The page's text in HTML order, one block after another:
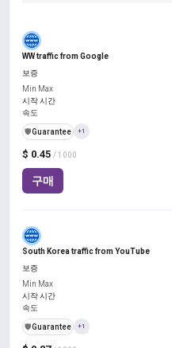
WW traffic from Google
$ 0.45 / 1000
구매
보증
Min Max
시작 시간
속도
️🛡️Guarantee +1
South Korea traffic from YouTube
보증
Min Max
시작 시간
속도
️🛡️Guarantee +1